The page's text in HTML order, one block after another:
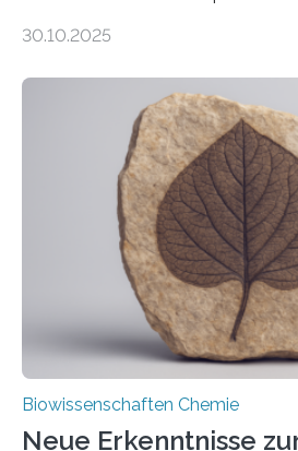
erfüllen können, müssen
der Ruhr-Universität Bochum um
und Dr. Ismaila Francis Yusuf hat
unbekannten
peroxisomalen Proteintransports
Saccharomyces cerevisiae
Funktionsfähigkeit der Organellen
Studie wurde am 28. Oktober
Fachzeitschrift…
30.10.2025
Biowissenschaften Chemie
Neue Erkenntnisse